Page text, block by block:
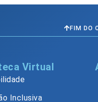
FIM DO
Virtual
Inclusiva